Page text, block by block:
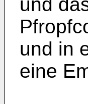
und in
eine